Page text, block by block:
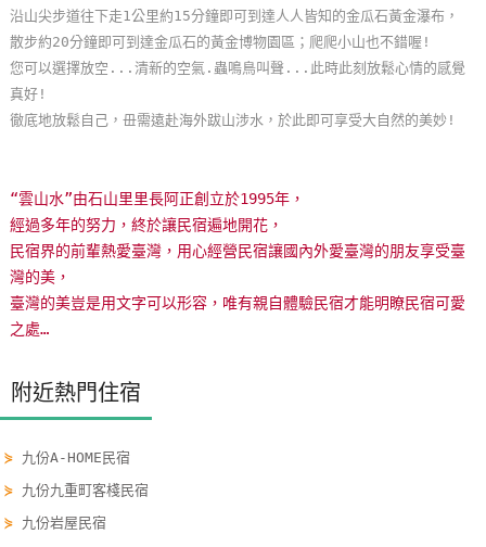
玩
玩
樂
顧
客
服
務
客
滿
度
沿山尖步道往下走1公里約15分鐘即可到達人人皆知的金瓜石黃金瀑布，
散步約20分鐘即可到達金瓜石的黃金博物園區；爬爬小山也不錯喔!
您可以選擇放空...清新的空氣.蟲鳴鳥叫聲...此時此刻放鬆心情的感覺
真好!
徹底地放鬆自己，毌需遠赴海外跋山涉水，於此即可享受大自然的美妙!
“雲山水”由石山里里長阿正創立於1995年，
經過多年的努力，終於讓民宿遍地開花，
民宿界的前輩熱愛臺灣，用心經營民宿讓國內外愛臺灣的朋友享受臺
灣的美，
臺灣的美豈是用文字可以形容，唯有親自體驗民宿才能明瞭民宿可愛
之處…
附近熱門住宿
⋟ 九份A-HOME民宿
⋟ 九份九重町客棧民宿
⋟ 九份岩屋民宿